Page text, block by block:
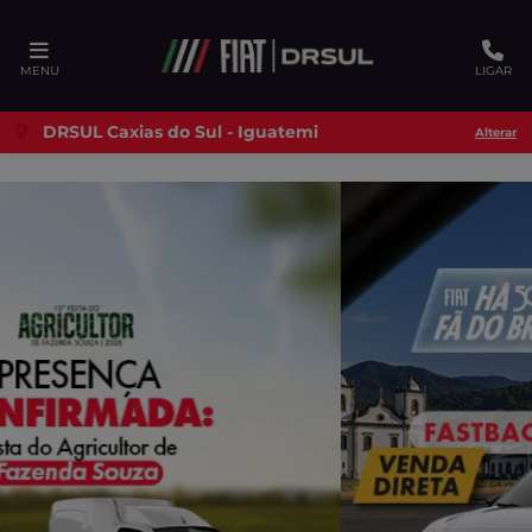
MENU LIGAR
DRSUL Caxias do Sul - Iguatemi Alterar